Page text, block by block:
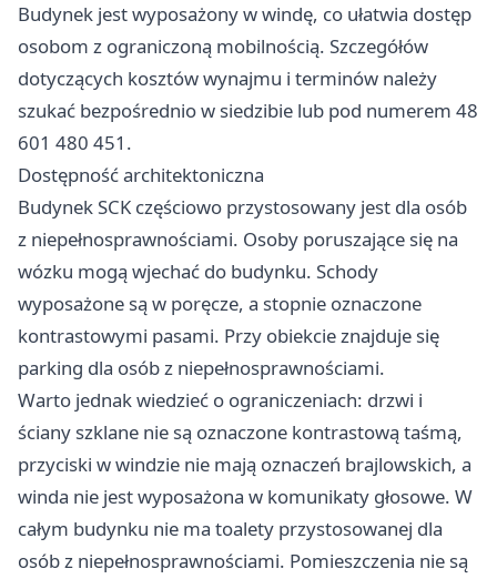
Budynek jest wyposażony w windę, co ułatwia dostęp
osobom z ograniczoną mobilnością. Szczegółów
dotyczących kosztów wynajmu i terminów należy
szukać bezpośrednio w siedzibie lub pod numerem 48
601 480 451.
Dostępność architektoniczna
Budynek SCK częściowo przystosowany jest dla osób
z niepełnosprawnościami. Osoby poruszające się na
wózku mogą wjechać do budynku. Schody
wyposażone są w poręcze, a stopnie oznaczone
kontrastowymi pasami. Przy obiekcie znajduje się
parking dla osób z niepełnosprawnościami.
Warto jednak wiedzieć o ograniczeniach: drzwi i
ściany szklane nie są oznaczone kontrastową taśmą,
przyciski w windzie nie mają oznaczeń brajlowskich, a
winda nie jest wyposażona w komunikaty głosowe. W
całym budynku nie ma toalety przystosowanej dla
osób z niepełnosprawnościami. Pomieszczenia nie są